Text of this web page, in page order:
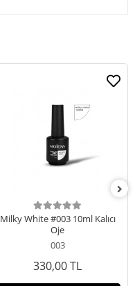
Milky White #003 10ml Kalıcı
Oje
003
330,00 TL